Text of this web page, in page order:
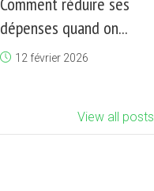
dépenses quand on...
12 février 2026
View all posts